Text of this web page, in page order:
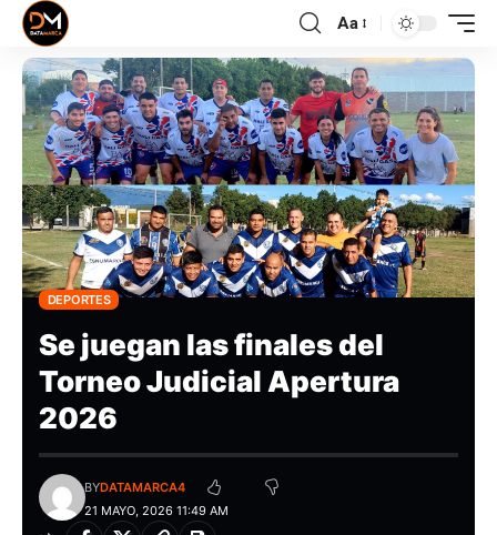
Aa
DEPORTES
Se juegan las finales del
Torneo Judicial Apertura
2026
21 MAYO, 2026 11:49 AM
BYDATAMARCA4